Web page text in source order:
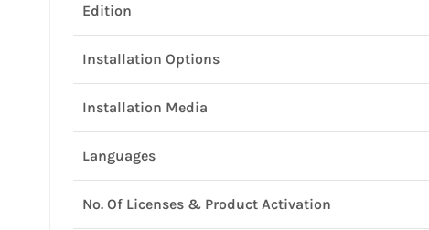
Edition
Installation Options
Installation Media
Languages
No. Of Licenses & Product Activation